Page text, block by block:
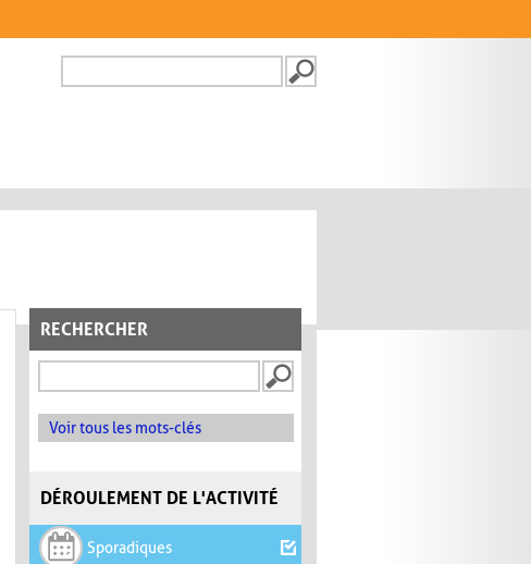
FORMULAIRE DE
RECHERCHER
Voir tous les mots-clés
DÉROULEMENT DE L'ACTIVITÉ
Sporadiques